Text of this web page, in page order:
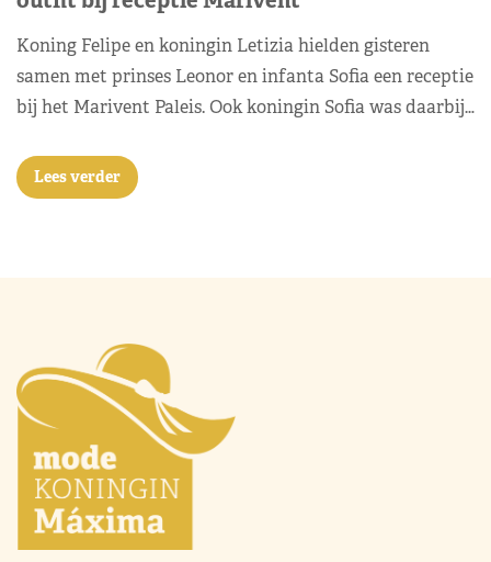
Koning Felipe en koningin Letizia hielden gisteren
samen met prinses Leonor en infanta Sofia een receptie
bij het Marivent Paleis. Ook koningin Sofia was daarbij…
Lees verder